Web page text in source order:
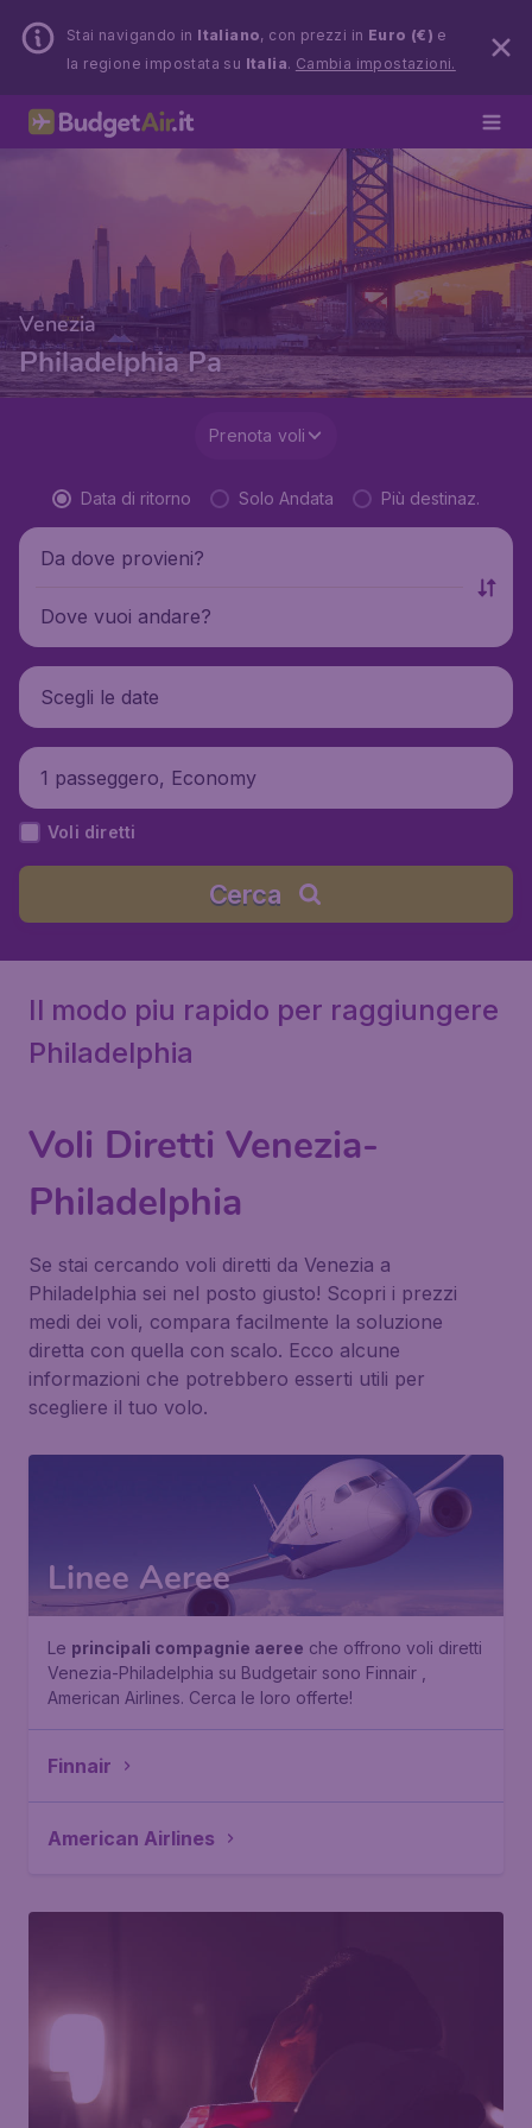
Stai navigando in Italiano, con prezzi in Euro (€) e
la regione impostata su Italia. Cambia impostazioni.
Venezia
Philadelphia Pa
Prenota voli
Data di ritorno Solo Andata Più destinaz.
Da dove provieni?
Dove vuoi andare?
Scegli le date
1 passeggero, Economy
Voli diretti
Cerca
Il modo piu rapido per raggiungere
Philadelphia
Voli Diretti Venezia-
Philadelphia
Se stai cercando voli diretti da Venezia a
Philadelphia sei nel posto giusto! Scopri i prezzi
medi dei voli, compara facilmente la soluzione
diretta con quella con scalo. Ecco alcune
informazioni che potrebbero esserti utili per
scegliere il tuo volo.
Linee Aeree
Le principali compagnie aeree che offrono voli diretti
Venezia-Philadelphia su Budgetair sono Finnair ,
American Airlines. Cerca le loro offerte!
Finnair
American Airlines